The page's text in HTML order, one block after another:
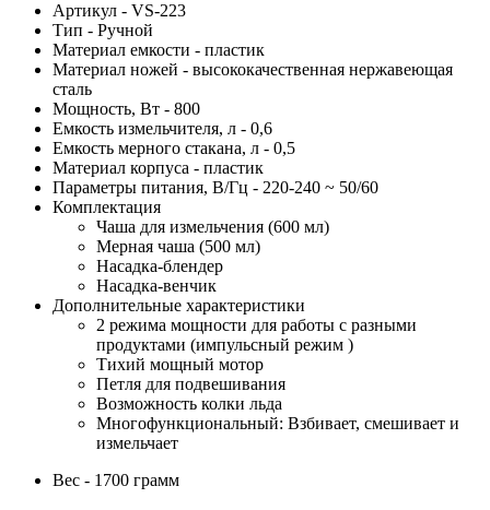
Артикул - VS-223
Тип - Ручной
Материал емкости - пластик
Материал ножей - высококачественная нержавеющая
сталь
Мощность, Вт - 800
Емкость измельчителя, л - 0,6
Емкость мерного стакана, л - 0,5
Материал корпуса - пластик
Параметры питания, В/Гц - 220-240 ~ 50/60
Комплектация
Чаша для измельчения (600 мл)
Мерная чаша (500 мл)
Насадка-блендер
Насадка-венчик
Дополнительные характеристики
2 режима мощности для работы с разными
продуктами (импульсный режим )
Тихий мощный мотор
Петля для подвешивания
Возможность колки льда
Многофункциональный: Взбивает, смешивает и
измельчает
Вес - 1700 грамм